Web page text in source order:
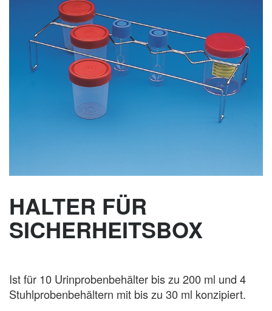
HALTER FÜR
SICHERHEITSBOX
Ist für 10 Urinprobenbehälter bis zu 200 ml und 4
Stuhlprobenbehältern mit bis zu 30 ml konzipiert.